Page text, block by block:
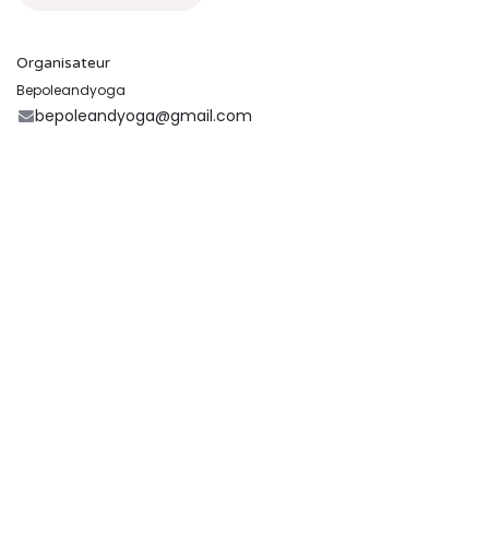
Organisateur
Bepoleandyoga
bepoleandyoga@gmail.com